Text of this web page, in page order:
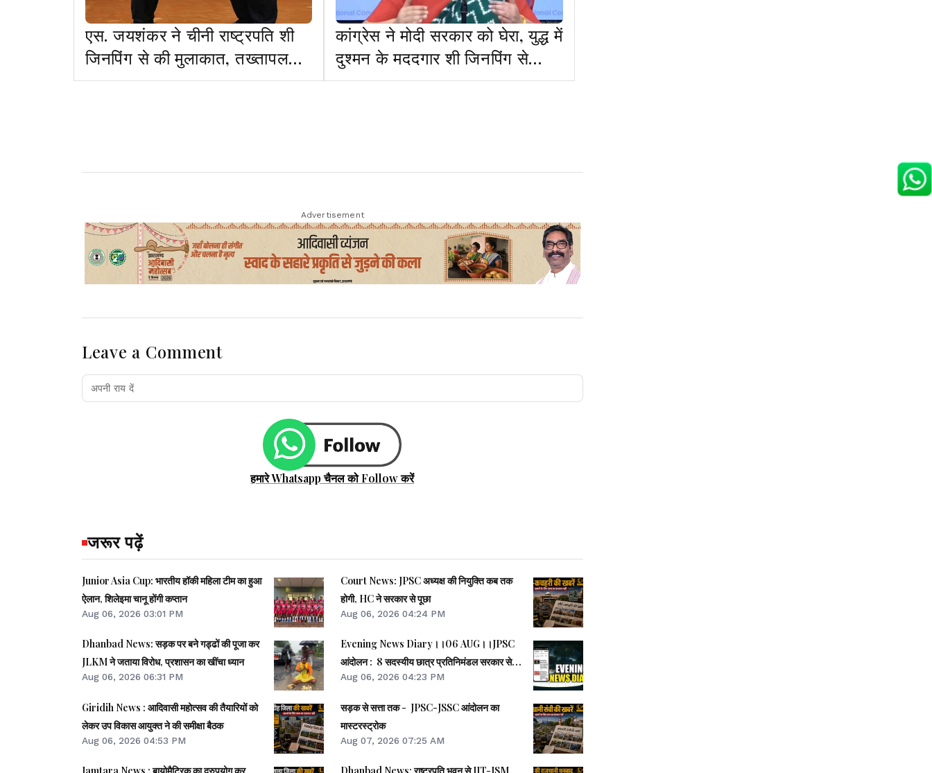
एस. जयशंकर ने चीनी राष्ट्रपति शी
जिनपिंग से की मुलाकात, तख्तापलट
की अटकलों पर लगा विराम
कांग्रेस ने मोदी सरकार को घेरा, युद्ध में
दुश्मन के मददगार शी जिनपिंग से
विदेश मंत्री बिछड़े दोस्त की तरह मिल
Advertisement
Leave a Comment
हमारे Whatsapp चैनल को Follow करें
जरूर पढ़ें
Junior Asia Cup: भारतीय हॉकी महिला टीम का हुआ
ऐलान, शिलेइमा चानू होंगी कप्तान
Aug 06, 2026 03:01 PM
Dhanbad News: सड़क पर बने गड्ढों की पूजा कर
JLKM ने जताया विरोध, प्रशासन का खींचा ध्यान
Aug 06, 2026 06:31 PM
Giridih News : आदिवासी महोत्सव की तैयारियों को
लेकर उप विकास आयुक्त ने की समीक्षा बैठक
Aug 06, 2026 04:53 PM
Court News: JPSC अध्यक्ष की नियुक्ति कब तक
होगी, HC ने सरकार से पूछा
Aug 06, 2026 04:24 PM
Evening News Diary।।06 AUG।।JPSC
आंदोलन : 8 सदस्यीय छात्र प्रतिनिमंडल सरकार से
करेगा वार्ता।।JPSC का मामला पेपर लीक का नहीं, बैक
AEDO पेपर लीक : BARC का कर्मी रौशन अरेस्ट।।
समेत कई खबरें व वीडियो।।
Aug 06, 2026 04:23 PM
सड़क से सत्ता तक - JPSC-JSSC आंदोलन का
मास्टरस्ट्रोक
Aug 07, 2026 07:25 AM